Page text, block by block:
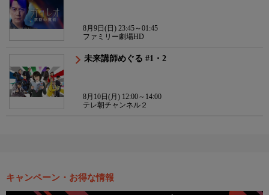
8月9日(日) 23:45～01:45
ファミリー劇場HD
未来講師めぐる #1・2
8月10日(月) 12:00～14:00
テレ朝チャンネル２
キャンペーン・お得な情報